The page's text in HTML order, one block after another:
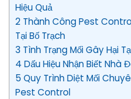
Hiệu Quả
2 Thành Công Pest
Tại Bố Trạch
3 Tình Trạng Mối Gây Hại
4 Dấu Hiệu Nhận Biết Nhà
5 Quy Trình Diệt Mối
Pest Control